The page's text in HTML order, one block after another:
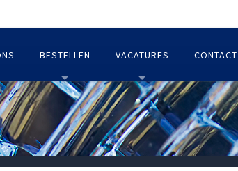
BESTELLEN VACATURES CONTACT